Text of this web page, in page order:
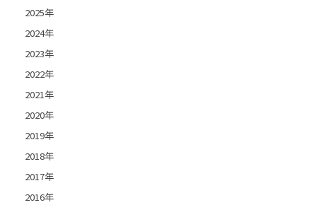
2025年
2024年
2023年
2022年
2021年
2020年
2019年
2018年
2017年
2016年